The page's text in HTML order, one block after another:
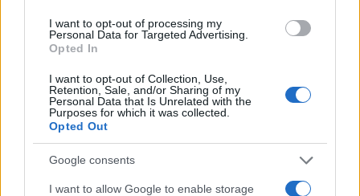
I want to opt-out of processing my
Personal Data for Targeted Advertising.
Opted In
I want to opt-out of Collection, Use,
Retention, Sale, and/or Sharing of my
Personal Data that Is Unrelated with the
Purposes for which it was collected.
Opted Out
Google consents
I want to allow Google to enable storage
28.06.25
Τζεφ Μπέζος – Λόρεν Σάντσεζ: Ο γάμος στη
Βενετία, το νυφικό και οι ετοιμασίες της νύφης